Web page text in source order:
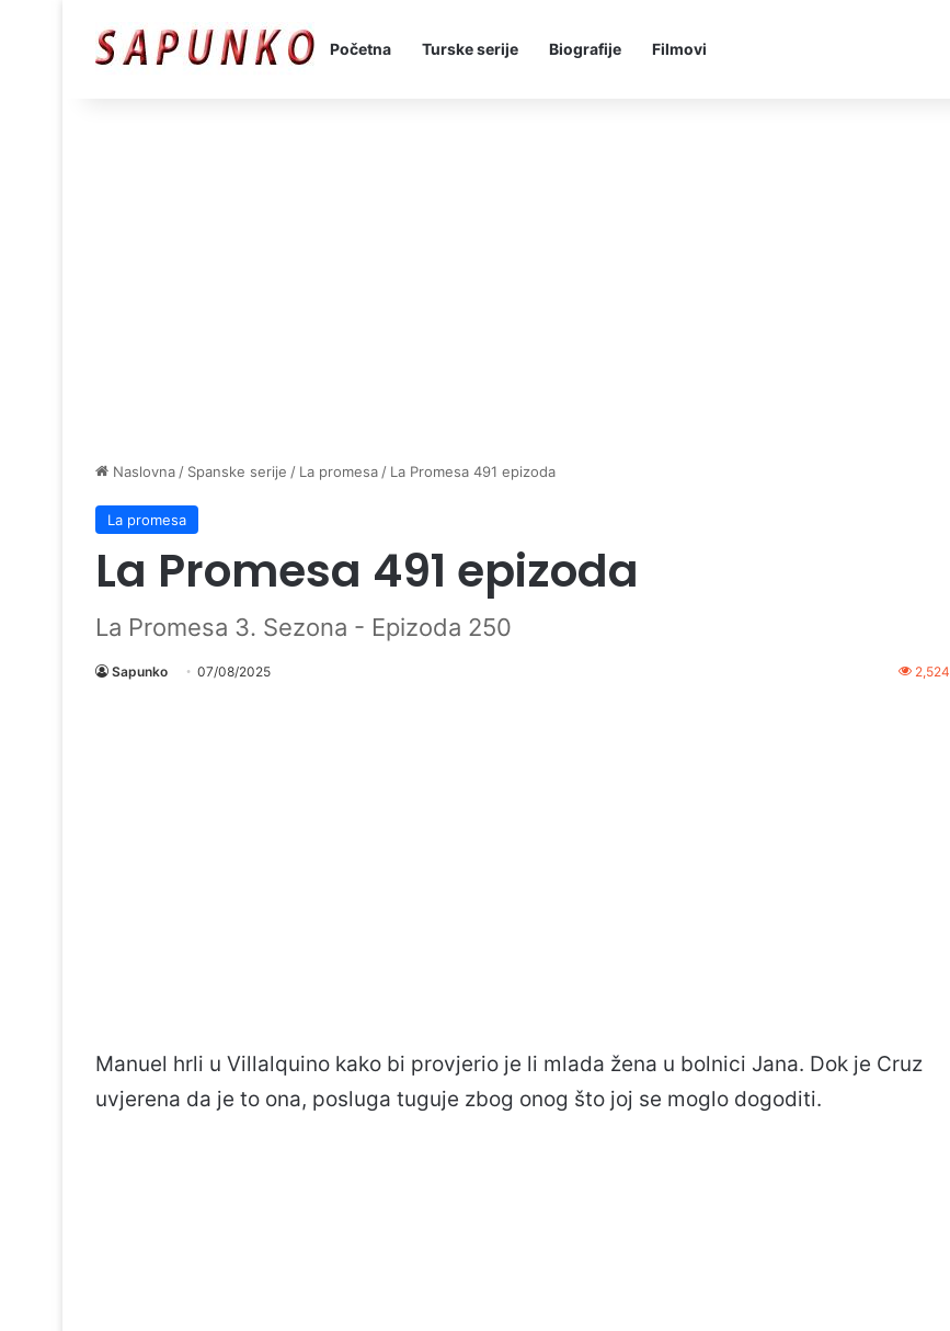
Početna Turske serije Biografije Filmovi
Naslovna / Spanske serije / La promesa / La Promesa 491 epizoda
La promesa
La Promesa 491 epizoda
La Promesa 3. Sezona - Epizoda 250
Sapunko 07/08/2025 2,524
Manuel hrli u Villalquino kako bi provjerio je li mlada žena u bolnici Jana. Dok je Cruz
uvjerena da je to ona, posluga tuguje zbog onog što joj se moglo dogoditi.